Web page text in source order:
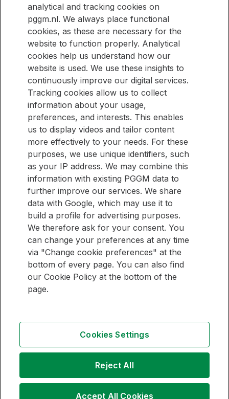
Samen sterk,
bijzonder voor
iedereen
Blijf op de hoogte
hoogte
Wilt u eenvoudig op de hoogte blijven van nieuwe artikelen
op onze website? Meld u dan aan voor onze nieuwsbrief.
E-mailadres
Meld je aan
Volg
op
op
op
Instagram
Disclaimer
Veiligheid
Privacy statement PGGM
SNEL NAAR
Pensioenbeheer Overzicht
Vermogensbeheer Overzicht
analytical and tracking cookies on
pggm.nl. We always place functional
cookies, as these are necessary for the
website to function properly. Analytical
cookies help us understand how our
website is used. We use these insights to
continuously improve our digital services.
Tracking cookies allow us to collect
information about your usage,
preferences, and interests. This enables
us to display videos and tailor content
more effectively to your needs. For these
purposes, we use unique identifiers, such
as your IP address. We may combine this
information with existing PGGM data to
further improve our services. We share
data with Google, which may use it to
build a profile for advertising purposes.
We therefore ask for your consent. You
can change your preferences at any time
via "Change cookie preferences" at the
bottom of every page. You can also find
our Cookie Policy at the bottom of the
page.
Cookies Settings
Reject All
Accept All Cookies